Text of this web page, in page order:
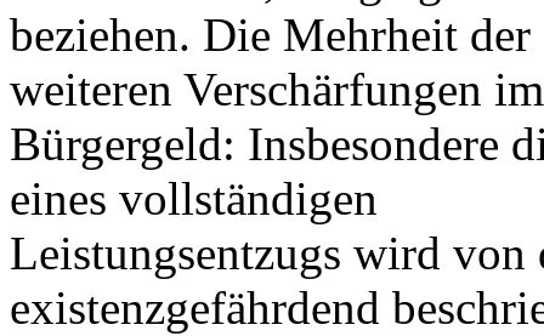
beziehen. Die Mehrheit
weiteren Verschärfungen im
Bürgergeld: Insbesondere
eines vollständigen
Leistungsentzugs wird von
existenzgefährdend